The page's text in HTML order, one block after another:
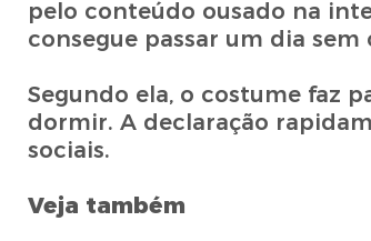
pelo conteúdo ousado na
consegue passar um dia
Segundo ela, o costume faz
dormir. A declaração
sociais.
Veja também